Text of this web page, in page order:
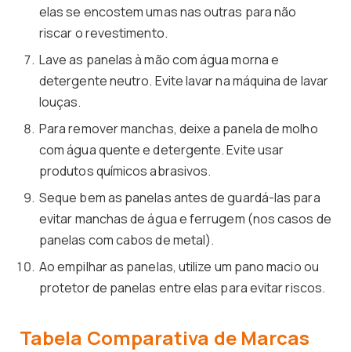
elas se encostem umas nas outras para não
riscar o revestimento.
Lave as panelas à mão com água morna e
detergente neutro. Evite lavar na máquina de lavar
louças.
Para remover manchas, deixe a panela de molho
com água quente e detergente. Evite usar
produtos químicos abrasivos.
Seque bem as panelas antes de guardá-las para
evitar manchas de água e ferrugem (nos casos de
panelas com cabos de metal).
Ao empilhar as panelas, utilize um pano macio ou
protetor de panelas entre elas para evitar riscos.
Tabela Comparativa de Marcas